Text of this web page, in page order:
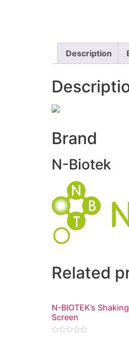
Description
Brand
N-Biotek
Related
N-BIOTEK’s
Screen